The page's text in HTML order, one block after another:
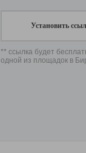
Установить
** ссылка будет
одной из площадок в